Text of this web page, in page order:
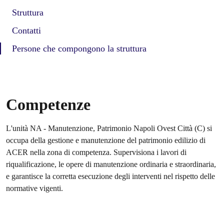
Struttura
Contatti
Persone che compongono la struttura
Competenze
L'unità NA - Manutenzione, Patrimonio Napoli Ovest Città (C) si
occupa della gestione e manutenzione del patrimonio edilizio di
ACER nella zona di competenza. Supervisiona i lavori di
riqualificazione, le opere di manutenzione ordinaria e straordinaria,
e garantisce la corretta esecuzione degli interventi nel rispetto delle
normative vigenti.